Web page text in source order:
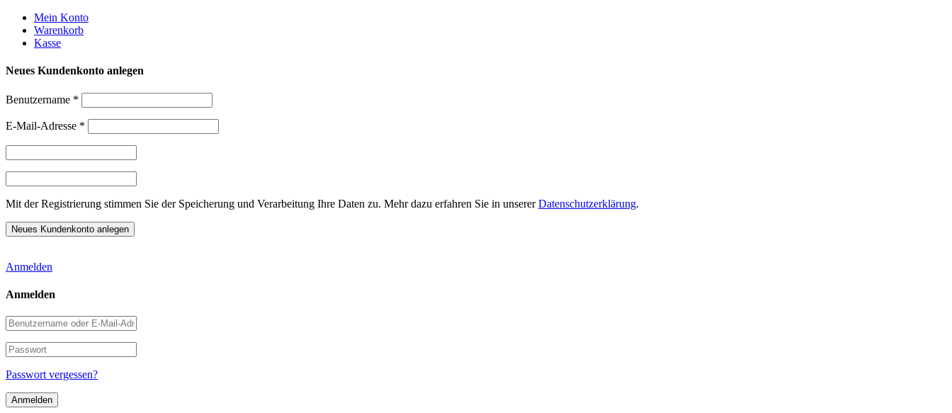
Weiter
zum
Inhalt
Mein Konto
Warenkorb
Kasse
Neues Kundenkonto anlegen
Benutzername *
E-Mail-Adresse *
Mit der Registrierung stimmen Sie der Speicherung und Verarbeitung Ihre Daten zu. Mehr dazu erfahren Sie in unsererDatenschutzerklärung.
Anmelden
Anmelden
Benutzername
oder
E-
Mail-
Adresse
Passwort
Passwort vergessen?